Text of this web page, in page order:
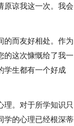
原谅我这一次。我会
的而友好相处。作为
的这次慷慨给了我一
学生都有一个好成
理。对于所学知识只
学的心理已经根深蒂